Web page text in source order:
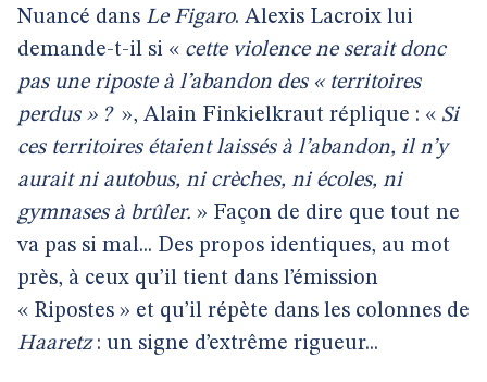
Nuancé dans Le Figaro. Alexis Lacroix lui
demande-t-il si « cette violence ne serait donc
pas une riposte à l’abandon des « territoires
perdus » ? », Alain Finkielkraut réplique : « Si
ces territoires étaient laissés à l’abandon, il n’y
aurait ni autobus, ni crèches, ni écoles, ni
gymnases à brûler. » Façon de dire que tout ne
va pas si mal... Des propos identiques, au mot
près, à ceux qu’il tient dans l’émission
« Ripostes » et qu’il répète dans les colonnes de
Haaretz: un signe d’extrême rigueur...